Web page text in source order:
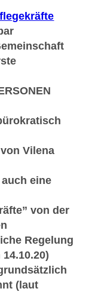
Vilena
eine
von der
Regelung
(laut